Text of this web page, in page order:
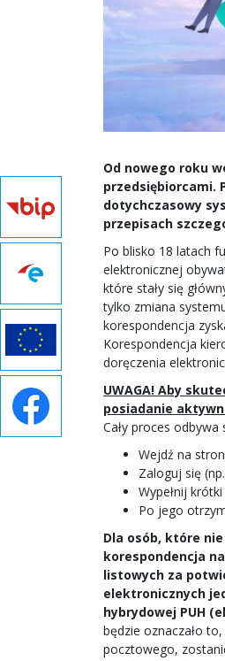
Od nowego roku
przedsiębiorcami.
dotychczasowy
przepisach
Po blisko 18 latach
elektronicznej
które stały się
tylko zmiana
korespondencja
Korespondencja
doręczenia
UWAGA! Aby
posiadanie
Cały proces odbywa
Wejdź na
Zaloguj się
Wypełnij
Po jego
Dla osób, które
korespondencja
listowych za
elektronicznych
hybrydowej PUH
będzie oznaczało
pocztowego,